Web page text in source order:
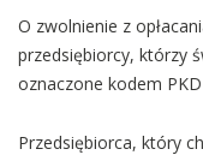
O zwolnienie z
przedsiębiorcy, którzy
oznaczone kodem PKD
Przedsiębiorca, który